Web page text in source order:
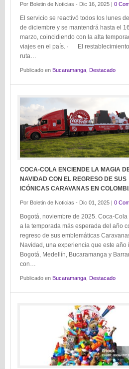
Por Boletin de Noticias - Dic 16, 2025 | 0
El servicio se reactivó todos los lunes
de diciembre y se mantendrá hasta el
marzo, coincidiendo con la alta
viajes en el país. · El
ruta…
Publicado en Bucaramanga Destacado
COCA-COLA ENCIENDE LA MAGIA
NAVIDAD CON EL REGRESO DE SUS
ICÓNICAS CARAVANAS EN
Por Boletin de Noticias - Dic 01, 2025 | 0
Bogotá, noviembre de 2025. Coca-Cola
a la temporada más esperada del año
regreso de sus emblemáticas
Navidad, una experiencia que este año
Bogotá, Medellín, Bucaramanga y
con…
Publicado en Bucaramanga Destacado